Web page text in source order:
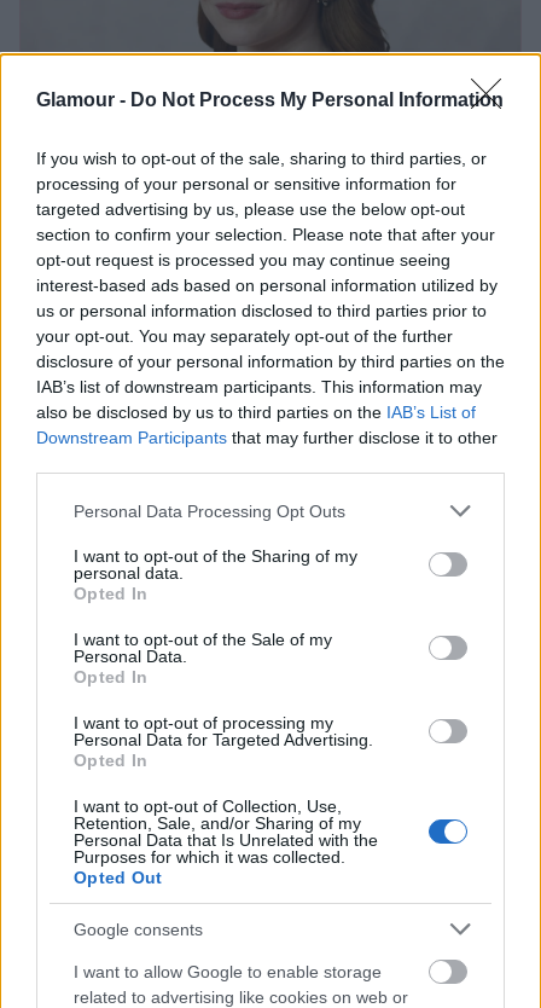
Glamour - Do Not Process My Personal Information
If you wish to opt-out of the sale, sharing to third parties, or
processing of your personal or sensitive information for
targeted advertising by us, please use the below opt-out
section to confirm your selection. Please note that after your
opt-out request is processed you may continue seeing
interest-based ads based on personal information utilized by
us or personal information disclosed to third parties prior to
your opt-out. You may separately opt-out of the further
disclosure of your personal information by third parties on the
IAB’s list of downstream participants. This information may
also be disclosed by us to third parties on the IAB’s List of
Downstream Participants that may further disclose it to other
Please note that this website/app uses one or more Google
not limited to your visit or usage behaviour. You may click to
grant or deny consent to Google and its third-party tags to
use your data for below specified purposes in below Google
consent section.
Personal Data Processing Opt Outs
I want to opt-out of the Sharing of my
personal data.
Opted In
I want to opt-out of the Sale of my
Personal Data.
Opted In
I want to opt-out of processing my
Personal Data for Targeted Advertising.
Opted In
I want to opt-out of Collection, Use,
Retention, Sale, and/or Sharing of my
Personal Data that Is Unrelated with the
Purposes for which it was collected.
Opted Out
Google consents
I want to allow Google to enable storage
related to advertising like cookies on web or
Ez tényleg Emma Stone? Még sosem
sosem viselt ennyire merész ruhát!
Leighton Meester tiszta
Blair Waldorf
A színésznő mesés külsővel jelent meg az Amazon
Freevee és a Prime Video által rendezett Winter
Wonderland Gálán. Az ünnepek alkalmából a Gossip
Girl sztárja Silvia Tcherassi legelegánsabb ünnepi
ruháját vette elő, egy selymes, cseresznyepiros
ruhát, amelyet a dekoltázs alatt egy hatalmas rózsa
karakterét alakító színésznőre!